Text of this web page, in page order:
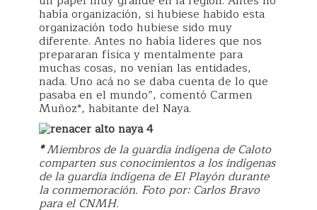
había organización, si hubiese habido esta
organización todo hubiese sido muy
diferente. Antes no había líderes que nos
prepararan física y mentalmente para
muchas cosas, no venían las entidades,
nada. Uno acá no se daba cuenta de lo que
pasaba en el mundo”, comentó Carmen
Muñoz*, habitante del Naya.
*Miembros de la guardia indígena de Caloto
comparten sus conocimientos a los indígenas
de la guardia indígena de El Playón durante
la conmemoración. Foto por: Carlos Bravo
para el CNMH.